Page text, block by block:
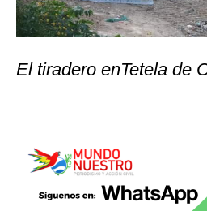
El tiradero enTetela de